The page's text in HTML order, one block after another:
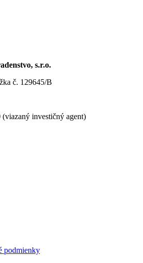
s.r.o.
č. 129645/B
investičný agent)
podmienky